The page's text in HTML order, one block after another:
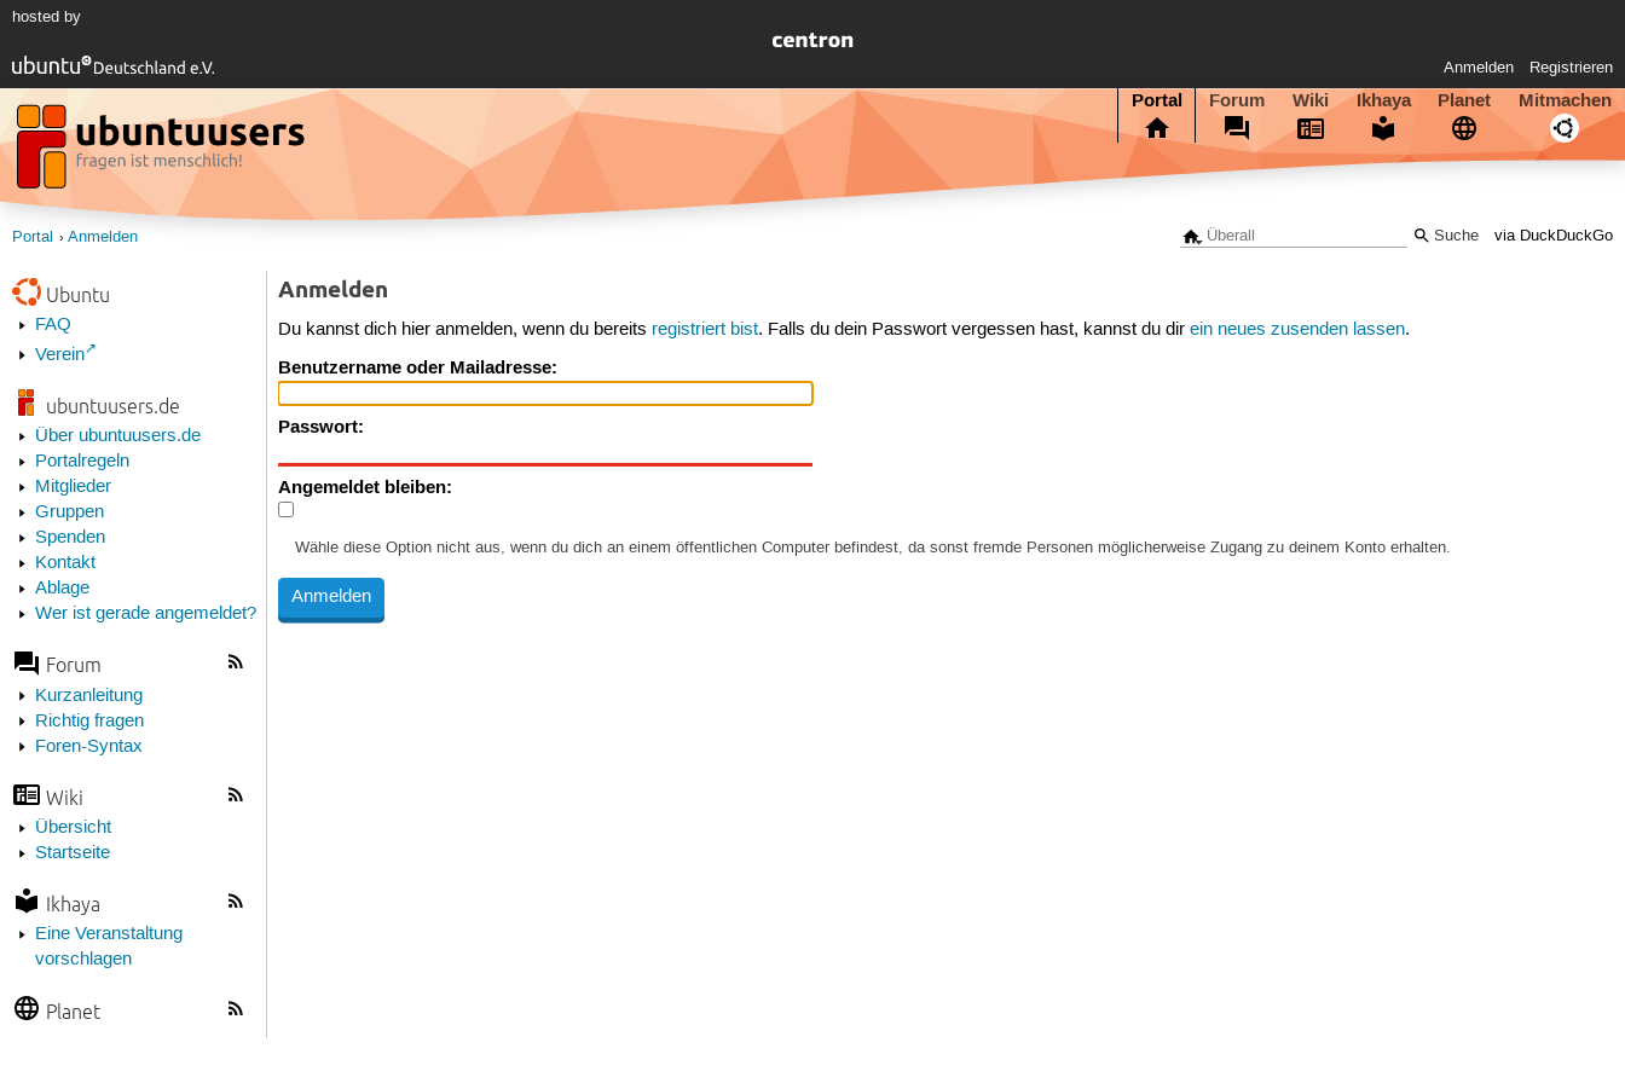
hosted by
Anmelden Registrieren
Portal Forum Wiki Ikhaya Planet Mitmachen
via DuckDuckGo
Portal Anmelden
Ubuntu
FAQ
Verein
ubuntuusers.de
Über ubuntuusers.de
Portalregeln
Mitglieder
Gruppen
Spenden
Kontakt
Ablage
Wer ist gerade angemeldet?
Forum
Kurzanleitung
Richtig fragen
Foren-Syntax
Wiki
Übersicht
Startseite
Ikhaya
Eine Veranstaltung
vorschlagen
Planet
Anmelden
Du kannst dich hier anmelden, wenn du bereits registriert bist. Falls du dein Passwort vergessen hast, kannst du direin neues zusenden lassen.
Benutzername oder Mailadresse:
Passwort:
Angemeldet bleiben:
Wähle diese Option nicht aus, wenn du dich an einem öffentlichen Computer befindest, da sonst fremde Personen möglicherweise Zugang zu deinem Konto erhalten.